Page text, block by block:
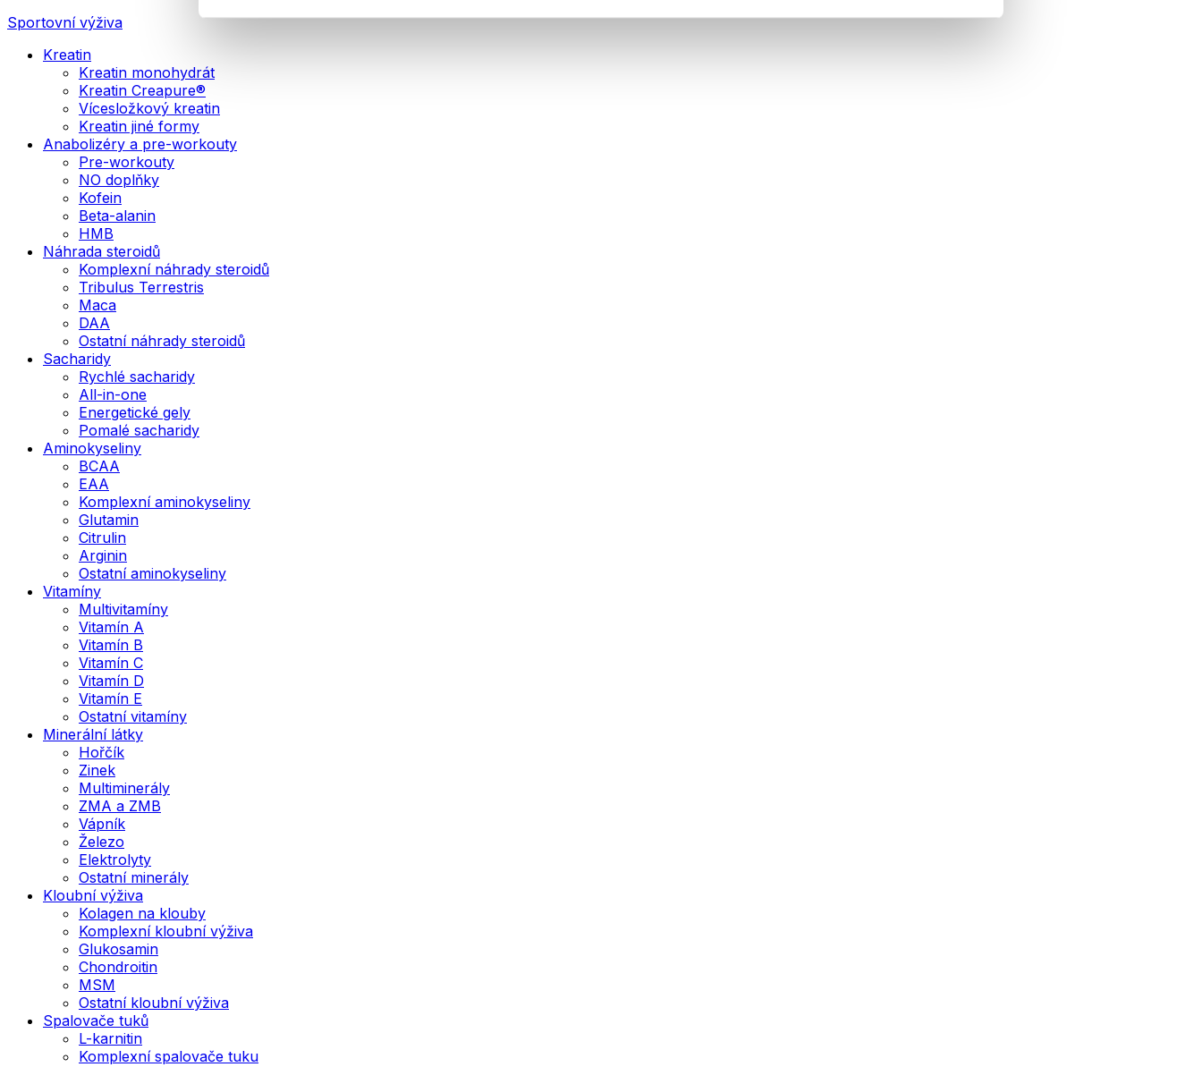
Sportovní výživa
Kreatin
Kreatin monohydrát
Kreatin Creapure®
Vícesložkový kreatin
Kreatin jiné formy
Anabolizéry a pre-workouty
Pre-workouty
NO doplňky
Kofein
Beta-alanin
HMB
Náhrada steroidů
Komplexní náhrady steroidů
Tribulus Terrestris
Maca
DAA
Ostatní náhrady steroidů
Sacharidy
Rychlé sacharidy
All-in-one
Energetické gely
Pomalé sacharidy
Aminokyseliny
BCAA
EAA
Komplexní aminokyseliny
Glutamin
Citrulin
Arginin
Ostatní aminokyseliny
Vitamíny
Multivitamíny
Vitamín A
Vitamín B
Vitamín C
Vitamín D
Vitamín E
Ostatní vitamíny
Minerální látky
Hořčík
Zinek
Multiminerály
ZMA a ZMB
Vápník
Železo
Elektrolyty
Ostatní minerály
Kloubní výživa
Kolagen na klouby
Komplexní kloubní výživa
Glukosamin
Chondroitin
MSM
Ostatní kloubní výživa
Spalovače tuků
L-karnitin
Komplexní spalovače tuku